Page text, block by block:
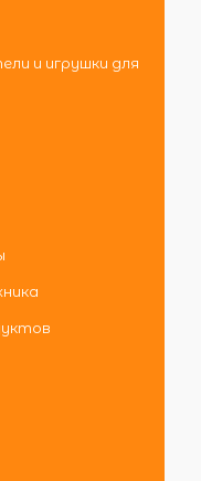
и игрушки для